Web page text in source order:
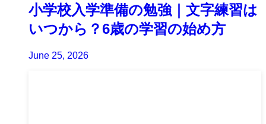
小学校入学準備の勉強｜文字練習は
いつから？6歳の学習の始め方
June 25, 2026